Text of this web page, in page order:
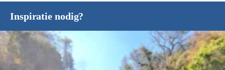
Inspiratie nodig?